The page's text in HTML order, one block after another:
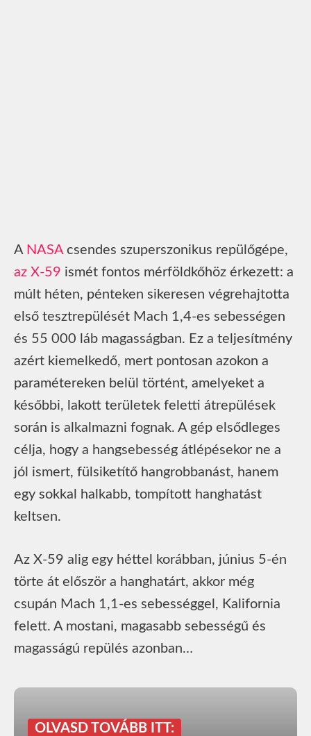
A NASA csendes szuperszonikus repülőgépe,
az X-59 ismét fontos mérföldkőhöz érkezett: a
múlt héten, pénteken sikeresen végrehajtotta
első tesztrepülését Mach 1,4-es sebességen
és 55 000 láb magasságban. Ez a teljesítmény
azért kiemelkedő, mert pontosan azokon a
paramétereken belül történt, amelyeket a
későbbi, lakott területek feletti átrepülések
során is alkalmazni fognak. A gép elsődleges
célja, hogy a hangsebesség átlépésekor ne a
jól ismert, fülsiketítő hangrobbanást, hanem
egy sokkal halkabb, tompított hanghatást
keltsen.
Az X-59 alig egy héttel korábban, június 5-én
törte át először a hanghatárt, akkor még
csupán Mach 1,1-es sebességgel, Kalifornia
felett. A mostani, magasabb sebességű és
magasságú repülés azonban…
OLVASD TOVÁBB ITT: